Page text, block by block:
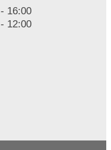
16:00
12:00